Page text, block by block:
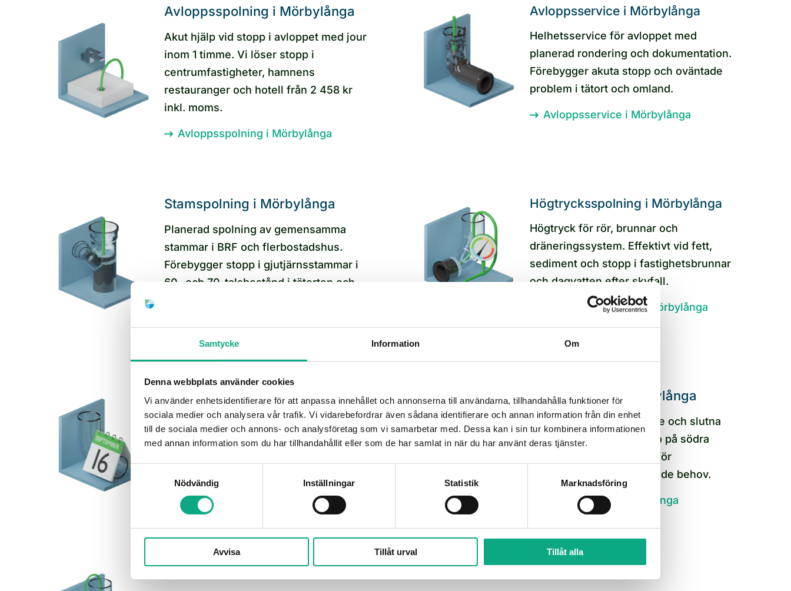
Samtycke Information Om
Denna webbplats använder cookies
Vi använder enhetsidentifierare för att anpassa innehållet och annonserna till användarna, tillhandahålla funktioner för
sociala medier och analysera vår trafik. Vi vidarebefordrar även sådana identifierare och annan information från din enhet
till de sociala medier och annons- och analysföretag som vi samarbetar med. Dessa kan i sin tur kombinera informationen
med annan information som du har tillhandahållit eller som de har samlat in när du har använt deras tjänster.
Samtyckesval
Nödvändig
Inställningar Statistik Marknadsföring
Avvisa Tillåt urval Tillåt alla
Avloppsspolning i Mörbylånga
Akut hjälp vid stopp i avloppet med jour
inom 1 timme. Vi löser stopp i
centrumfastigheter, hamnens
restauranger och hotell från 2 458 kr
inkl. moms.
Avloppsspolning i Mörbylånga
Avloppsservice i Mörbylånga
Helhetsservice för avloppet med
planerad rondering och dokumentation.
Förebygger akuta stopp och oväntade
problem i tätort och omland.
Avloppsservice i Mörbylånga
Stamspolning i Mörbylånga
Planerad spolning av gemensamma
stammar i BRF och flerbostadshus.
Förebygger stopp i gjutjärnsstammar i
60- och 70-talsbestånd i tätorten och
Stamspolning i Mörbylånga
Högtrycksspolning i Mörbylånga
Högtryck för rör, brunnar och
dräneringssystem. Effektivt vid fett,
sediment och stopp i fastighetsbrunnar
och dagvatten efter skyfall.
Högtrycksspolning i Mörbylånga
Underhållsspolning i Mörbylånga
Återkommande underhåll med planerad
rondering. Vi lägger upp en cykel efter
Underhållsspolning i Mörbylånga
Slamsugning i Mörbylånga
Tömning av slamavskiljare och slutna
tankar för enskilda avlopp på södra
Öland. Planerad insats inför
sommarsäsong och löpande behov.
Slamsugning i Mörbylånga
Rörinspektion i Mörbylånga